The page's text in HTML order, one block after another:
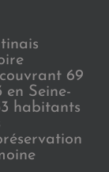
69
en Seine-
habitants